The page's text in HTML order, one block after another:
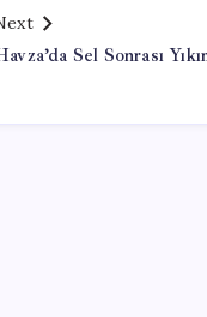
Sel Sonrası